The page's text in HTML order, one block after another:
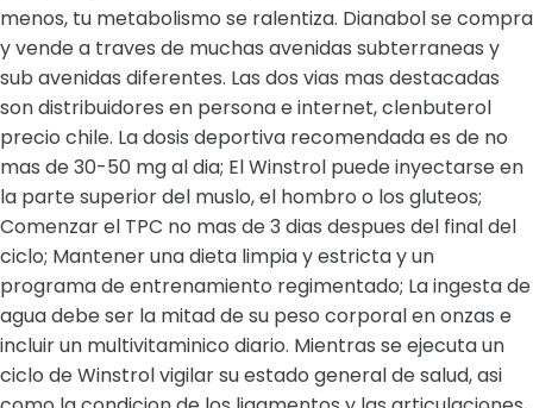
menos, tu metabolismo se ralentiza. Dianabol se compra
y vende a traves de muchas avenidas subterraneas y
sub avenidas diferentes. Las dos vias mas destacadas
son distribuidores en persona e internet, clenbuterol
precio chile. La dosis deportiva recomendada es de no
mas de 30-50 mg al dia; El Winstrol puede inyectarse en
la parte superior del muslo, el hombro o los gluteos;
Comenzar el TPC no mas de 3 dias despues del final del
ciclo; Mantener una dieta limpia y estricta y un
programa de entrenamiento regimentado; La ingesta de
agua debe ser la mitad de su peso corporal en onzas e
incluir un multivitaminico diario. Mientras se ejecuta un
ciclo de Winstrol vigilar su estado general de salud, asi